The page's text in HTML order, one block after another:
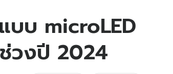
วัยรุ่น
ไอที
รถยนต์
เกมส์
บบ microLED
วงปี 2024